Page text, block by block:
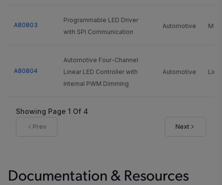
A80803
Programmable LED Driver
with SPI Communication
Automotive
A80804
Automotive Four-Channel
Linear LED Controller with
Internal PWM Dimming
Automotive
Showing Page 1 Of 4
Prev Next
Documentation & Resources